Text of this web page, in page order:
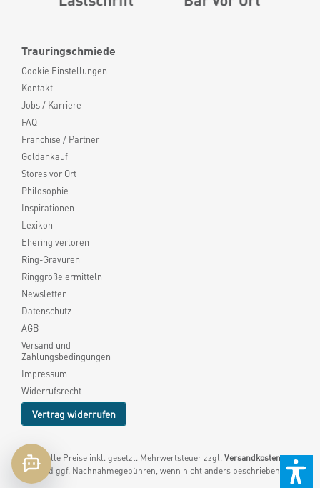
Trauringschmiede
Cookie Einstellungen
Kontakt
Jobs / Karriere
FAQ
Franchise / Partner
Goldankauf
Stores vor Ort
Philosophie
Inspirationen
Lexikon
Ehering verloren
Ring-Gravuren
Ringgröße ermitteln
Newsletter
Datenschutz
AGB
Versand und
Zahlungsbedingungen
Impressum
Widerrufsrecht
Vertrag widerrufen
* Alle Preise inkl. gesetzl. Mehrwertsteuer zzgl. Versandkosten
und ggf. Nachnahmegebühren, wenn nicht anders beschrieben.